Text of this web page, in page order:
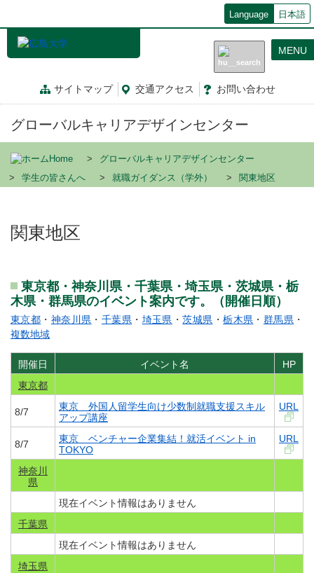
Language 日本語
サイトマップ 交通アクセス お問い合わせ
MENU
グローバルキャリアデザインセンター
Home
グローバルキャリアデザインセンター
学生の皆さんへ
就職ガイダンス（学外） 関東地区
関東地区
東京都・神奈川県・千葉県・埼玉県・茨城県・栃
木県・群馬県のイベント案内です。（開催日順）
東京都 ・ 神奈川県 ・ 千葉県 ・ 埼玉県 ・茨城県 ・栃木県 ・ 群馬県 ・
複数地域
開催日 イベント名
HP
東京都
8/7
東京 外国人留学生向け少数制就職支援スキル
アップ講座
URL
8/7
東京 ベンチャー企業集結！就活イベント in
TOKYO
URL
神奈川
県
現在イベント情報はありません
千葉県
現在イベント情報はありません
埼玉県